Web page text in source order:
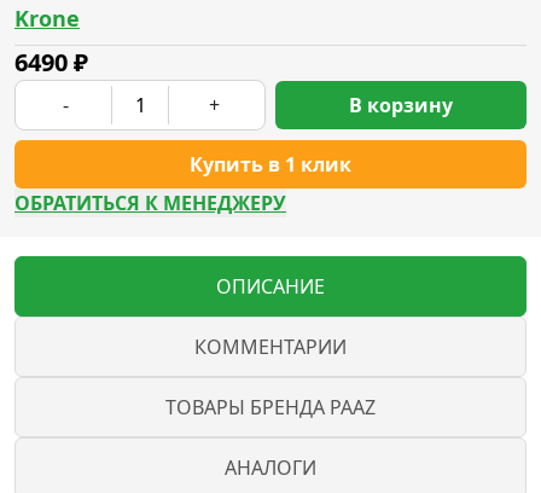
Krone
6490₽
- +
Купить в 1 клик
В корзину
ОБРАТИТЬСЯ К МЕНЕДЖЕРУ
ОПИСАНИЕ
КОММЕНТАРИИ
ТОВАРЫ БРЕНДА PAAZ
АНАЛОГИ